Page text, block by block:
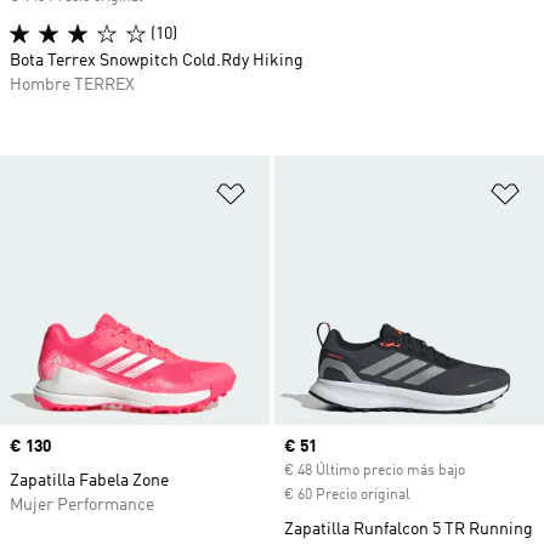
Precio
€ 130
Zapatilla Fabela Zone
Mujer Performance
Precio actual
€ 51
€ 48 Último precio más bajo
€ 60 Precio original
Zapatilla Runfalcon 5 TR Running
(10)
Bota Terrex Snowpitch Cold.Rdy Hiking
Hombre TERREX